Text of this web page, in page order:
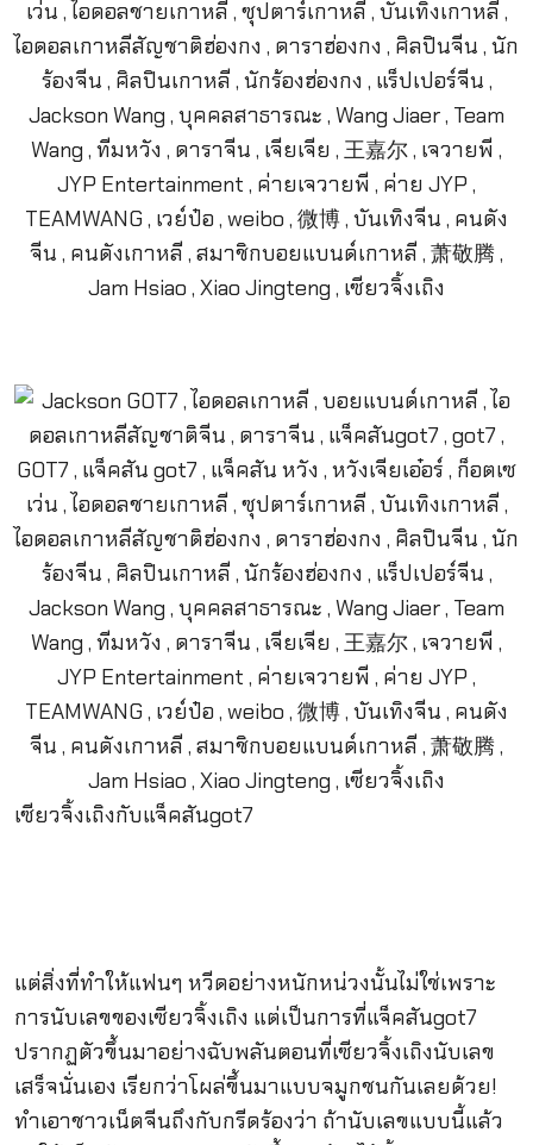
เซียวจิ้งเถิงกับแจ็คสันgot7
แต่สิ่งที่ทำให้แฟนๆ หวีดอย่างหนักหน่วงนั้นไม่ใช่เพราะ
การนับเลขของเซียวจิ้งเถิง แต่เป็นการที่แจ็คสันgot7
ปรากฏตัวขึ้นมาอย่างฉับพลันตอนที่เซียวจิ้งเถิงนับเลข
เสร็จนั่นเอง เรียกว่าโผล่ขึ้นมาแบบจมูกชนกันเลยด้วย!
ทำเอาชาวเน็ตจีนถึงกับกรีดร้องว่า ถ้านับเลขแบบนี้แล้ว